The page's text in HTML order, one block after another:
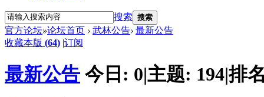
搜索 搜索
官方论坛»论坛首页 › 武林公告› 最新公告
收藏本版 (64) |订阅
最新公告 今日: 0|主题: 194|排